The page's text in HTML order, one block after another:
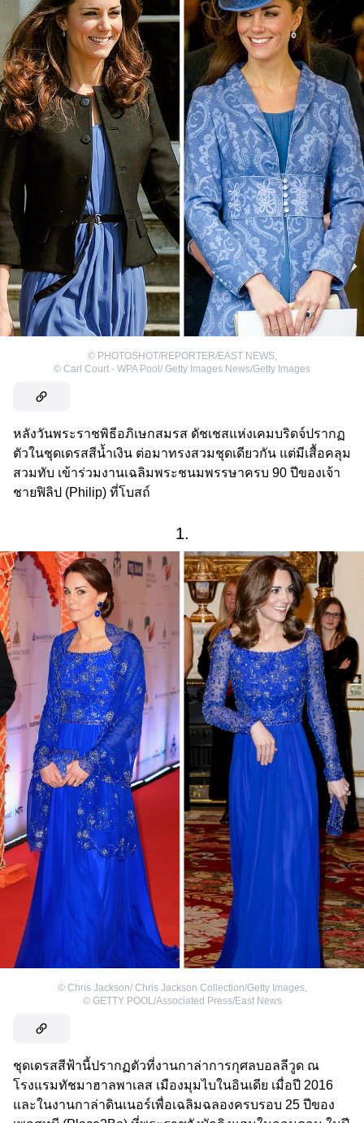
© PHOTOSHOT/REPORTER/EAST NEWS,
© Carl Court - WPA Pool/ Getty Images News/Getty Images
หลังวันพระราชพิธีอภิเษกสมรส ดัชเชสแห่งเคมบริดจ์ปรากฏ
ตัวในชุดเดรสสีน้ำเงิน ต่อมาทรงสวมชุดเดียวกัน แต่มีเสื้อคลุม
สวมทับ เข้าร่วมงานเฉลิมพระชนมพรรษาครบ 90 ปีของเจ้า
ชายฟิลิป (Philip) ที่โบสถ์
1.
© Chris Jackson/ Chris Jackson Collection/Getty Images,
© GETTY POOL/Associated Press/East News
ชุดเดรสสีฟ้านี้ปรากฏตัวที่งานกาล่าการกุศลบอลลีวูด ณ
โรงแรมทัชมาฮาลพาเลส เมืองมุมไบในอินเดีย เมื่อปี 2016
และในงานกาล่าดินเนอร์เพื่อเฉลิมฉลองครบรอบ 25 ปีของ